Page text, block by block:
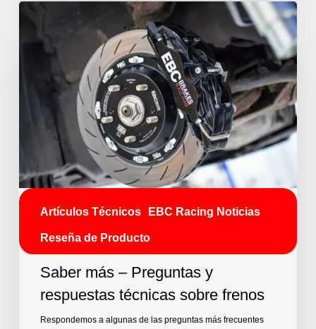
Artículos Técnicos EBC Racing Noticias
Reseña de Producto
Saber más – Preguntas y
respuestas técnicas sobre frenos
Respondemos a algunas de las preguntas más frecuentes